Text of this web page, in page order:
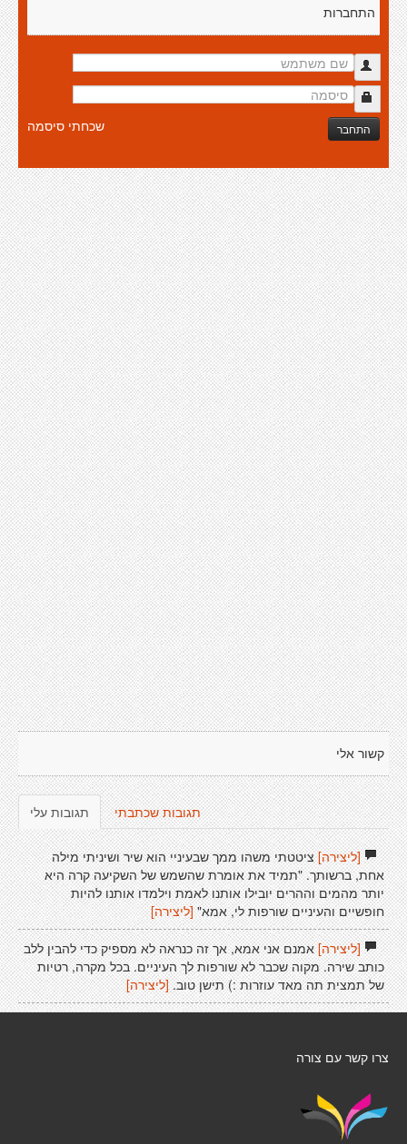
התחברות
התחבר שכחתי סיסמה
קשור אלי
תגובות עלי תגובות שכתבתי
[ליצירה]ציטטתי משהו ממך שבעיניי הוא שיר ושיניתי מילה
אחת, ברשותך. "תמיד את אומרת שהשמש של השקיעה קרה היא
יותר מהמים וההרים יובילו אותנו לאמת וילמדו אותנו להיות
חופשיים והעיניים שורפות לי, אמא"[ליצירה]
[ליצירה]אמנם אני אמא, אך זה כנראה לא מספיק כדי להבין ללב
כותב שירה. מקוה שכבר לא שורפות לך העיניים. בכל מקרה, רטיות
של תמצית תה מאד עוזרות :) תישן טוב. [ליצירה]
צרו קשר עם צורה